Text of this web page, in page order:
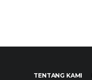
TENTANG KAMI